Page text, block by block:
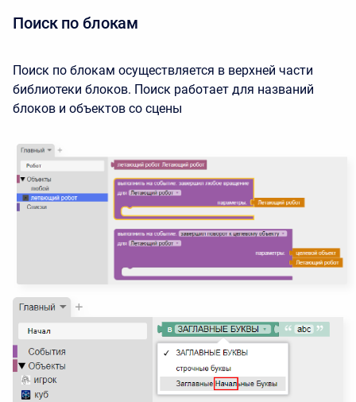
Поиск по блокам
Поиск по блокам осуществляется в верхней части
библиотеки блоков. Поиск работает для названий
блоков и объектов со сцены